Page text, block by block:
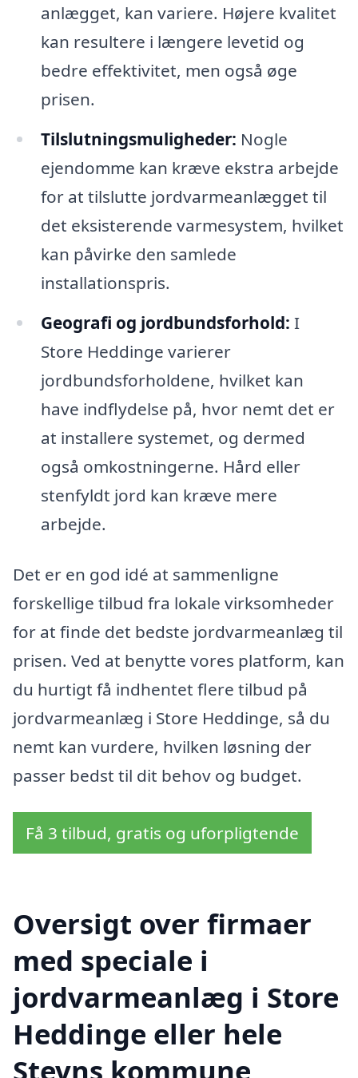
anlægget, kan variere. Højere kvalitet
kan resultere i længere levetid og
bedre effektivitet, men også øge
prisen.
Tilslutningsmuligheder: Nogle
ejendomme kan kræve ekstra arbejde
for at tilslutte jordvarmeanlægget til
det eksisterende varmesystem, hvilket
kan påvirke den samlede
installationspris.
Geografi og jordbundsforhold: I
Store Heddinge varierer
jordbundsforholdene, hvilket kan
have indflydelse på, hvor nemt det er
at installere systemet, og dermed
også omkostningerne. Hård eller
stenfyldt jord kan kræve mere
arbejde.
Det er en god idé at sammenligne
forskellige tilbud fra lokale virksomheder
for at finde det bedste jordvarmeanlæg til
prisen. Ved at benytte vores platform, kan
du hurtigt få indhentet flere tilbud på
jordvarmeanlæg i Store Heddinge, så du
nemt kan vurdere, hvilken løsning der
passer bedst til dit behov og budget.
Få 3 tilbud, gratis og uforpligtende
Oversigt over firmaer
med speciale i
jordvarmeanlæg i Store
Heddinge eller hele
Stevns kommune